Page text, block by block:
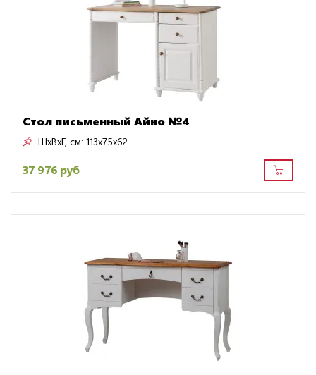
Стол письменный Айно №4
ШxВxГ, см: 113x75x62
37 976 руб